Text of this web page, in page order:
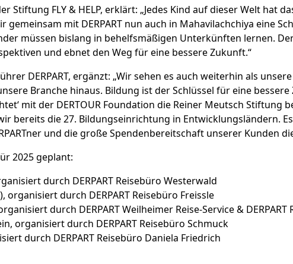
Stiftung FLY & HELP, erklärt: „Jedes Kind auf dieser Welt hat
gemeinsam mit DERPART nun auch in Mahavilachchiya eine
müssen bislang in behelfsmäßigen Unterkünften lernen.
und ebnet den Weg für eine bessere Zukunft.“
DERPART, ergänzt: „Wir sehen es auch weiterhin als
Branche hinaus. Bildung ist der Schlüssel für eine
mit der DERTOUR Foundation die Reiner Meutsch
bereits die 27. Bildungseinrichtung in Entwicklungsländern.
und die große Spendenbereitschaft unserer Kunden
2025 geplant:
durch DERPART Reisebüro Westerwald
organisiert durch DERPART Reisebüro Freissle
durch DERPART Weilheimer Reise-Service &
organisiert durch DERPART Reisebüro Schmuck
durch DERPART Reisebüro Daniela Friedrich